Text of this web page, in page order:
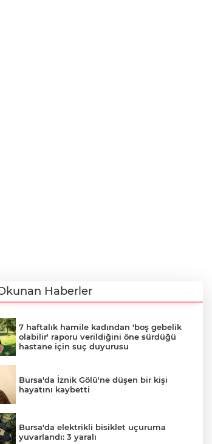
Haberler
7 haftalık hamile kadından 'boş gebelik
olabilir' raporu verildiğini öne sürdüğü
hastane için suç duyurusu
Bursa'da İznik Gölü'ne düşen bir kişi
hayatını kaybetti
Bursa'da elektrikli bisiklet uçuruma
yuvarlandı: 3 yaralı